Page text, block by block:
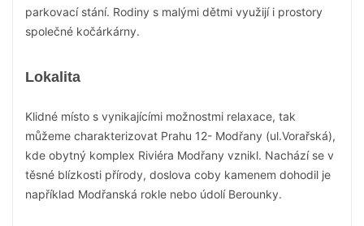
parkovací stání. Rodiny s malými dětmi využijí i prostory
společné kočárkárny.
Lokalita
Klidné místo s vynikajícími možnostmi relaxace, tak
můžeme charakterizovat Prahu 12- Modřany (ul.Vorařská),
kde obytný komplex Riviéra Modřany vznikl. Nachází se v
těsné blízkosti přírody, doslova coby kamenem dohodil je
například Modřanská rokle nebo údolí Berounky.